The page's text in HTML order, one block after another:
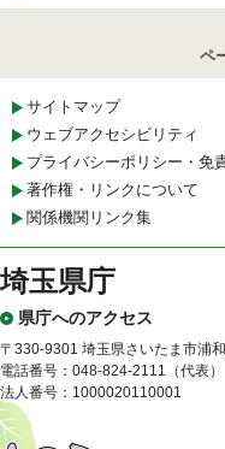
ペ
サイトマップ
ウェブアクセシビリティ
プライバシーポリシー・免
著作権・リンクについて
関係機関リンク集
埼玉県庁
県庁へのアクセス
〒330-9301 埼玉県さいたま市浦
電話番号：048-824-2111（代表）
法人番号：1000020110001